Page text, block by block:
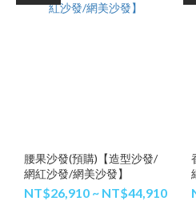
腰果沙發(預購)【造型沙發/
網紅沙發/網美沙發】
NT$26,910 ~ NT$44,910